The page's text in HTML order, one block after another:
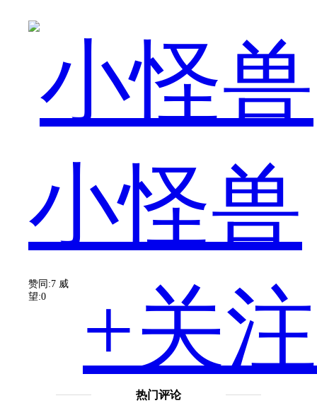
这
款
手
小怪兽
+关注
赞同:7 威
望:0
热门评论